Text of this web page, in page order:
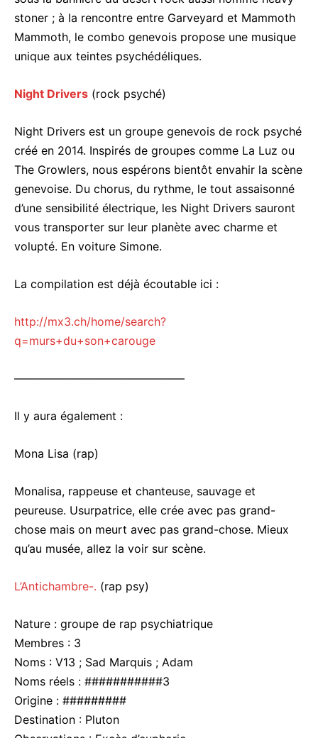
stoner ; à la rencontre entre Garveyard et Mammoth
Mammoth, le combo genevois propose une musique
unique aux teintes psychédéliques.
Night Drivers (rock psyché)
Night Drivers est un groupe genevois de rock psyché
créé en 2014. Inspirés de groupes comme La Luz ou
The Growlers, nous espérons bientôt envahir la scène
genevoise. Du chorus, du rythme, le tout assaisonné
d’une sensibilité électrique, les Night Drivers sauront
vous transporter sur leur planète avec charme et
volupté. En voiture Simone.
La compilation est déjà écoutable ici :
http://mx3.ch/home/search?
q=murs+du+son+carouge
———————————————
Il y aura également :
Mona Lisa (rap)
Monalisa, rappeuse et chanteuse, sauvage et
peureuse. Usurpatrice, elle crée avec pas grand-
chose mais on meurt avec pas grand-chose. Mieux
qu’au musée, allez la voir sur scène.
L’Antichambre-. (rap psy)
Nature : groupe de rap psychiatrique
Membres : 3
Noms : V13 ; Sad Marquis ; Adam
Noms réels : ###########3
Origine : #########
Destination : Pluton